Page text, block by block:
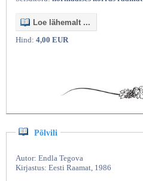
Loe lähemalt ...
Hind: 4,00 EUR
Põlvili
Autor: Endla Tegova
Kirjastus: Eesti Raamat, 1986